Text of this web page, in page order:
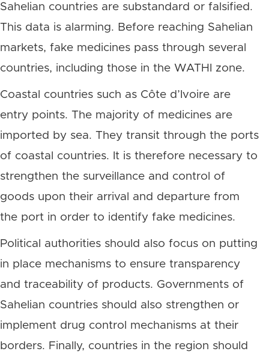
Sahelian countries are substandard or falsified.
This data is alarming. Before reaching Sahelian
markets, fake medicines pass through several
countries, including those in the WATHI zone.
Coastal countries such as Côte d’Ivoire are
entry points. The majority of medicines are
imported by sea. They transit through the ports
of coastal countries. It is therefore necessary to
strengthen the surveillance and control of
goods upon their arrival and departure from
the port in order to identify fake medicines.
Political authorities should also focus on putting
in place mechanisms to ensure transparency
and traceability of products. Governments of
Sahelian countries should also strengthen or
implement drug control mechanisms at their
borders. Finally, countries in the region should